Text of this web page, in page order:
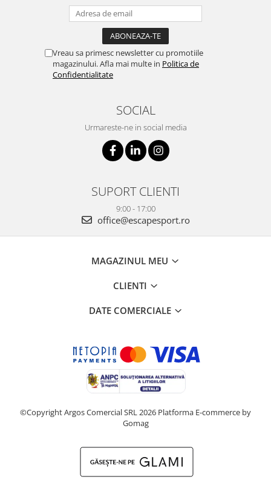
Vreau sa primesc newsletter cu promotiile
magazinului. Afla mai multe in Politica de
Confidentialitate
SOCIAL
Urmareste-ne in social media
SUPORT CLIENTI
9:00 - 17:00
office@escapesport.ro
MAGAZINUL MEU
CLIENTI
DATE COMERCIALE
©Copyright Argos Comercial SRL 2026 Platforma E-commerce by
Gomag